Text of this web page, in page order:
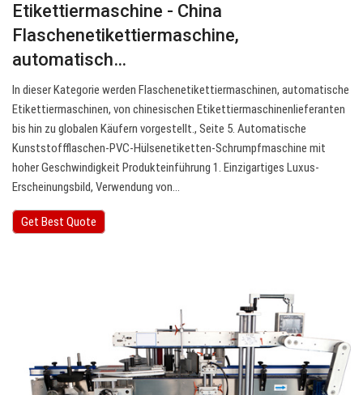
Etikettiermaschine - China
Flaschenetikettiermaschine,
automatisch…
In dieser Kategorie werden Flaschenetikettiermaschinen, automatische
Etikettiermaschinen, von chinesischen Etikettiermaschinenlieferanten
bis hin zu globalen Käufern vorgestellt., Seite 5. Automatische
Kunststoffflaschen-PVC-Hülsenetiketten-Schrumpfmaschine mit
hoher Geschwindigkeit Produkteinführung 1. Einzigartiges Luxus-
Erscheinungsbild, Verwendung von…
Get Best Quote